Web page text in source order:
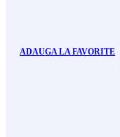
ADAUGA LA FAVORITE